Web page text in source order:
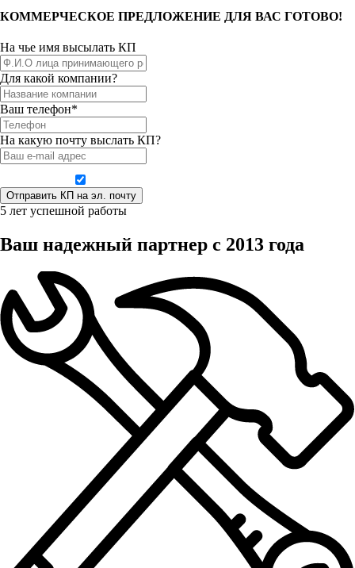
КОММЕРЧЕСКОЕ ПРЕДЛОЖЕНИЕ ДЛЯ ВАС ГОТОВО!
На чье имя высылать КП
Для какой компании?
Ваш телефон*
На какую почту выслать КП?
5 лет успешной работы
Ваш надежный партнер с 2013 года